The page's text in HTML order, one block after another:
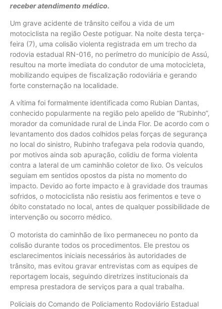
receber atendimento médico.
Um grave acidente de trânsito ceifou a vida de um
motociclista na região Oeste potiguar. Na noite desta terça-
feira (7), uma colisão violenta registrada em um trecho da
rodovia estadual RN-016, no perímetro do município de Assú,
resultou na morte imediata do condutor de uma motocicleta,
mobilizando equipes de fiscalização rodoviária e gerando
forte consternação na localidade.
A vítima foi formalmente identificada como Rubian Dantas,
conhecido popularmente na região pelo apelido de “Rubinho”,
morador da comunidade rural de Linda Flor. De acordo com o
levantamento dos dados colhidos pelas forças de segurança
no local do sinistro, Rubinho trafegava pela rodovia quando,
por motivos ainda sob apuração, colidiu de forma violenta
contra a lateral de um caminhão coletor de lixo. Os veículos
seguiam em sentidos opostos da pista no momento do
impacto. Devido ao forte impacto e à gravidade dos traumas
sofridos, o motociclista não resistiu aos ferimentos e teve o
óbito constatado no local, antes de qualquer possibilidade de
intervenção ou socorro médico.
O motorista do caminhão de lixo permaneceu no ponto da
colisão durante todos os procedimentos. Ele prestou os
esclarecimentos iniciais necessários às autoridades de
trânsito, mas evitou gravar entrevistas com as equipes de
reportagem locais, seguindo diretrizes institucionais da
empresa prestadora de serviços para a qual trabalha.
Policiais do Comando de Policiamento Rodoviário Estadual